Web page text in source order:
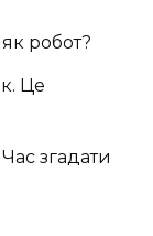
як робот?
Це
згадати